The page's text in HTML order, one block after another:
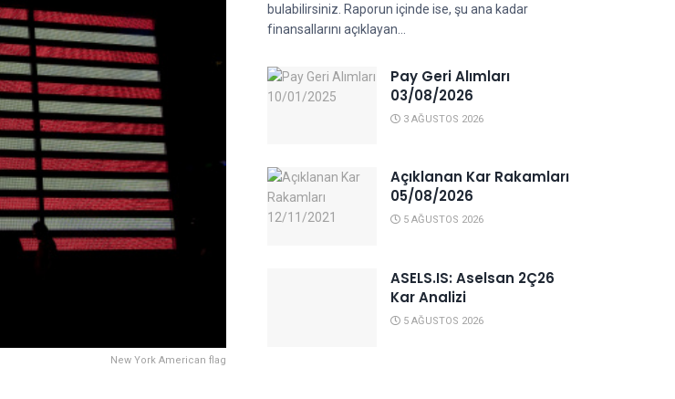
New York American flag
bulabilirsiniz. Raporun içinde ise, şu ana kadar
finansallarını açıklayan...
Pay Geri Alımları
03/08/2026
3 AĞUSTOS 2026
Açıklanan Kar Rakamları
05/08/2026
5 AĞUSTOS 2026
ASELS.IS: Aselsan 2Ç26
Kar Analizi
5 AĞUSTOS 2026